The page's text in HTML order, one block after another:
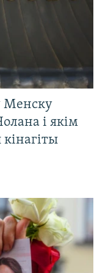
Менску
і якім